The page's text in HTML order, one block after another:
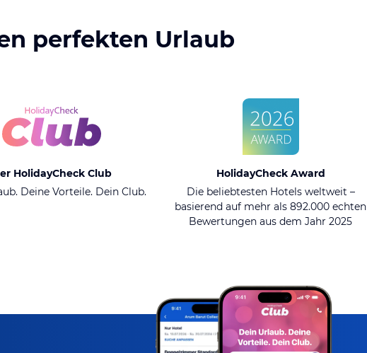
perfekten Urlaub
HolidayCheck Club
Deine Vorteile. Dein Club.
HolidayCheck Award
Die beliebtesten Hotels weltweit –
basierend auf mehr als 892.000 echten
Bewertungen aus dem Jahr 2025